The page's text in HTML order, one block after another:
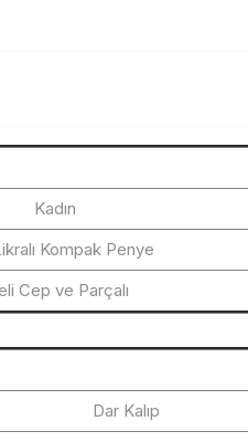
Kadın
Kompak Penye
Cep ve Parçalı
Dar Kalıp